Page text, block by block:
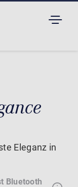
Eleganz in
Bluetooth